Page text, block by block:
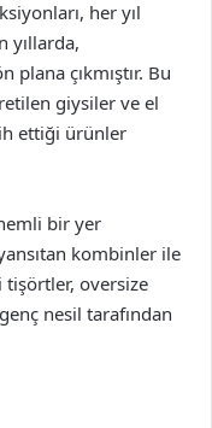
her yıl
yıllarda,
çıkmıştır. Bu
giysiler ve el
ettiği ürünler
bir yer
kombinler ile
tişörtler, oversize
nesil tarafından